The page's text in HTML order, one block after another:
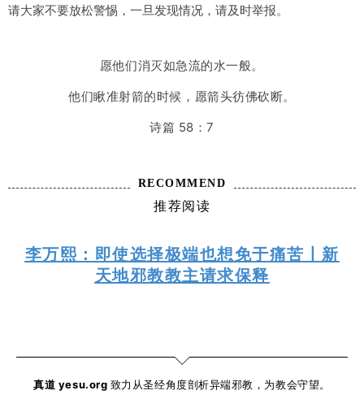
소해야 한다는 목소리가 높다.
천지는 이 교주의 지시로 준비된 시험을 앞두고 빡빡
를 치르게 하고 있다”면서 “시험 범위도 성경이 아닌 이 교
주가 쓴 글 5편”이라고 밝혔다.
와 소속 지파장들의 교육 영상이 담겼다.
신현욱 한국기독교이단상담소협회 구리상담소장은 “신
인에서 조용하면서도 활발하게 포교 활동을 계속한
다”며 “모략 전도로 인한 피해 사례가 계속 접수되고 있
다”고 전했다.
소를 나왔다. 하지만 집 앞에 도착한 그가 차량에서 혼
자 걸어 내려 들어가는 모습이 한 언론에 포착되며 비난
이 거셌다.
请大家不要放松警惕，一旦发现情况，请及时举报。
愿他们消灭如急流的水一般。
他们瞅准射箭的时候，愿箭头彷佛砍断。
诗篇 58：7
RECOMMEND
推荐阅读
李万熙：即使选择极端也想免于痛苦丨新
天地邪教教主请求保释
真道 yesu.org 致力从圣经角度剖析异端邪教，为教会守望。